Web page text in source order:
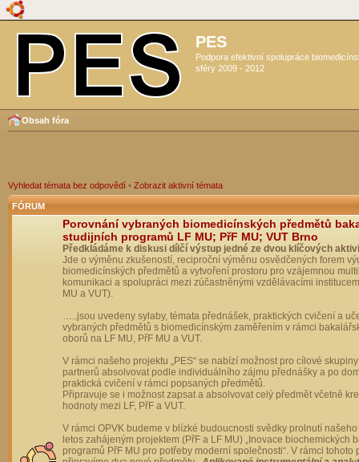
PES
Podpora efektivní spolupráce
sféry 2009 - 2012
Obsah fóra
Vyhledat témata bez odpovědí • Zobrazit aktivní témata
FÓRUM
Porovnání vybraných biomedicínských předmětů
studijních programů LF MU; PřF MU; VUT Brno
Předkládáme k diskusi dílčí výstup jedné ze dvou klíčových
Jde o výměnu zkušeností, reciproční výměnu osvědčených forem
biomedicínských předmětů a vytvoření prostoru pro vzájemnou
komunikaci a spolupráci mezi zúčastněnými vzdělávacími
MU a VUT).
…..jsou uvedeny sylaby, témata přednášek, praktických cvičení a
vybraných předmětů s biomedicínským zaměřením v rámci
oborů na LF MU, PřF MU a VUT.
V rámci našeho projektu „PES“ se nabízí možnost pro cílové
partnerů absolvovat podle individuálního zájmu přednášky a po
praktická cvičení v rámci popsaných předmětů.
Připravuje se i možnost zapsat a absolvovat celý předmět včetně
hodnoty mezi LF, PřF a VUT.
V rámci OPVK budeme v blízké budoucnosti svědky prolnutí
letos zahájeným projektem (PřF a LF MU) „Inovace biochemických
programů PřF MU pro potřeby moderní společnosti“. V rámci tohoto